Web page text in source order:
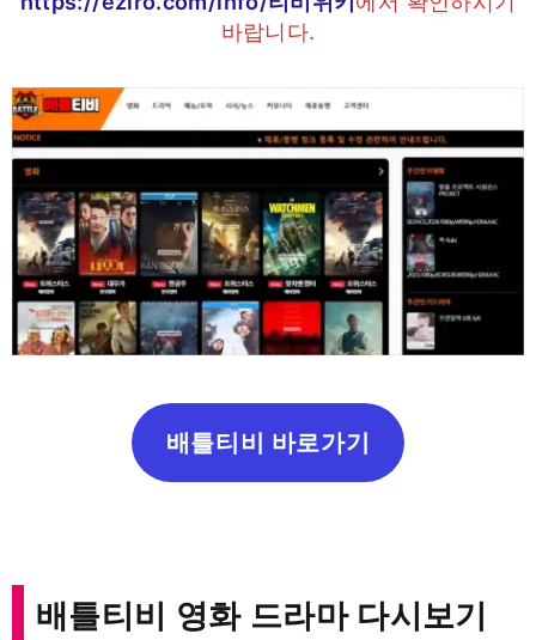
바랍니다.
배틀티비 바로가기
배틀티비 영화 드라마 다시보기